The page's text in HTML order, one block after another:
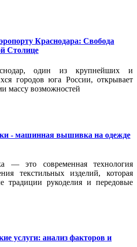
Краснодара: Свобода
Столице
один из крупнейших и
городов юга России, открывает
массу возможностей
- машинная вышивка на одежде
— это современная технология
текстильных изделий, которая
традиции рукоделия и передовые
услуги: анализ факторов и